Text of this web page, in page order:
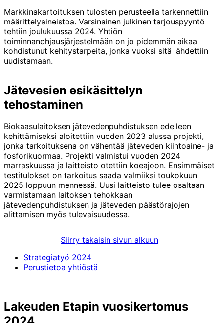
Markkinakartoituksen tulosten perusteella tarkennettiin
määrittelyaineistoa. Varsinainen julkinen tarjouspyyntö
tehtiin joulukuussa 2024. Yhtiön
toiminnanohjausjärjestelmään on jo pidemmän aikaa
kohdistunut kehitystarpeita, jonka vuoksi sitä lähdettiin
uudistamaan.
Jätevesien esikäsittelyn
tehostaminen
Biokaasulaitoksen jätevedenpuhdistuksen edelleen
kehittämiseksi aloitettiin vuoden 2023 alussa projekti,
jonka tarkoituksena on vähentää jäteveden kiintoaine- ja
fosforikuormaa. Projekti valmistui vuoden 2024
marraskuussa ja laitteisto otettiin koeajoon. Ensimmäiset
testitulokset on tarkoitus saada valmiiksi toukokuun
2025 loppuun mennessä. Uusi laitteisto tulee osaltaan
varmistamaan laitoksen tehokkaan
jätevedenpuhdistuksen ja jäteveden päästörajojen
alittamisen myös tulevaisuudessa.
Siirry takaisin sivun alkuun
Strategiatyö 2024
Perustietoa yhtiöstä
Lakeuden Etapin vuosikertomus